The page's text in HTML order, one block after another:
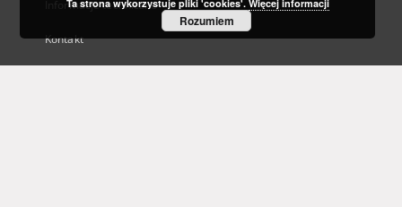
Informacje techniczne
Kontakt
Ta strona wykorzystuje pliki 'cookies'. Więcej informacji
Rozumiem